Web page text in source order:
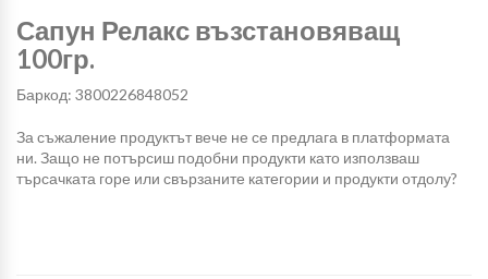
Сапун Релакс възстановяващ
100гр.
Баркод: 3800226848052
За съжаление продуктът вече не се предлага в платформата
ни. Защо не потърсиш подобни продукти като използваш
търсачката горе или свързаните категории и продукти отдолу?